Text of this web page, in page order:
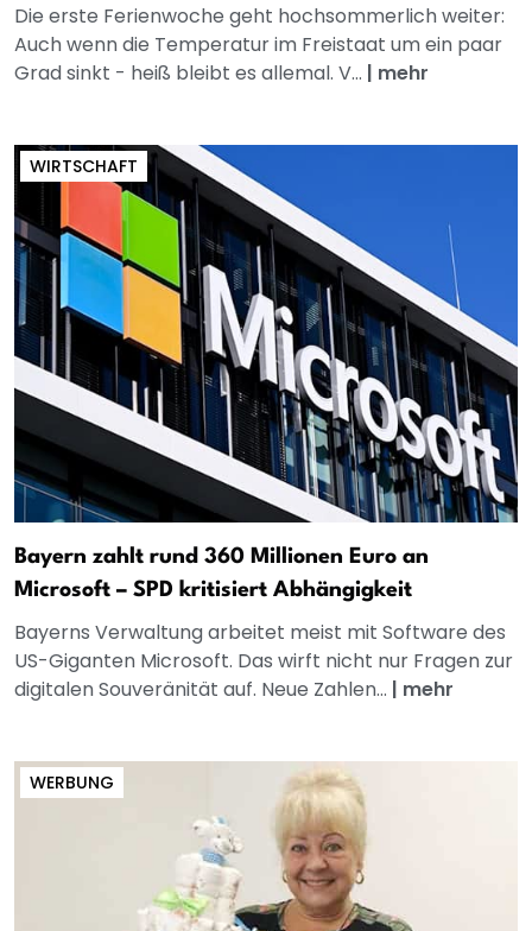
Die erste Ferienwoche geht hochsommerlich weiter:
Auch wenn die Temperatur im Freistaat um ein paar
Grad sinkt - heiß bleibt es allemal. V... | mehr
WIRTSCHAFT
Bayern zahlt rund 360 Millionen Euro an
Microsoft – SPD kritisiert Abhängigkeit
Bayerns Verwaltung arbeitet meist mit Software des
US-Giganten Microsoft. Das wirft nicht nur Fragen zur
digitalen Souveränität auf. Neue Zahlen... | mehr
WERBUNG